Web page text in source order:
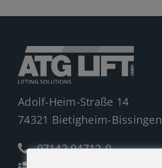
Adolf-Heim-Straße 14
74321 Bietigheim-Bissingen
07142 94712-0